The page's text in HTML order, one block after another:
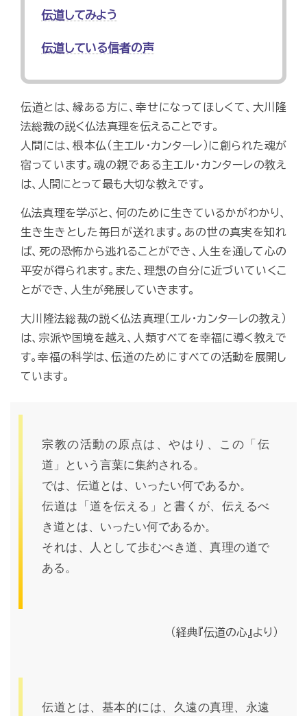
伝道してみよう
伝道している信者の声
伝道とは、縁ある方に、幸せになってほしくて、大川隆
法総裁の説く仏法真理を伝えることです。
人間には、根本仏（主エル・カンターレ）に創られた魂が
宿っています。魂の親である主エル・カンターレの教え
は、人間にとって最も大切な教えです。
仏法真理を学ぶと、何のために生きているかがわかり、
生き生きとした毎日が送れます。あの世の真実を知れ
ば、死の恐怖から逃れることができ、人生を通して心の
平安が得られます。また、理想の自分に近づいていくこ
とができ、人生が発展していきます。
大川隆法総裁の説く仏法真理（エル・カンターレの教え）
は、宗派や国境を越え、人類すべてを幸福に導く教えで
す。幸福の科学は、伝道のためにすべての活動を展開し
ています。
宗教の活動の原点は、やはり、この「伝
道」という言葉に集約される。
では、伝道とは、いったい何であるか。
伝道は「道を伝える」と書くが、伝えるべ
き道とは、いったい何であるか。
それは、人として歩むべき道、真理の道で
ある。
（経典『伝道の心』より）
伝道とは、基本的には、久遠の真理、永遠